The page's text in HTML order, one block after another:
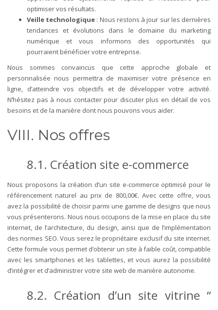
optimiser vos résultats.
Veille technologique : Nous restons à jour sur les dernières
tendances et évolutions dans le domaine du marketing
numérique et vous informons des opportunités qui
pourraient bénéficier votre entreprise.
Nous sommes convaincus que cette approche globale et
personnalisée nous permettra de maximiser votre présence en
ligne, d’atteindre vos objectifs et de développer votre activité.
N’hésitez pas à nous contacter pour discuter plus en détail de vos
besoins et de la manière dont nous pouvons vous aider.
VIII. Nos offres
8.1. Création site e-commerce
Nous proposons la création d’un site e-commerce optimisé pour le
référencement naturel au prix de 800,00€. Avec cette offre, vous
avez la possibilité de choisir parmi une gamme de designs que nous
vous présenterons. Nous nous occupons de la mise en place du site
internet, de l’architecture, du design, ainsi que de l’implémentation
des normes SEO. Vous serez le propriétaire exclusif du site internet.
Cette formule vous permet d’obtenir un site à faible coût, compatible
avec les smartphones et les tablettes, et vous aurez la possibilité
d’intégrer et d’administrer votre site web de manière autonome.
8.2. Création d’un site vitrine “